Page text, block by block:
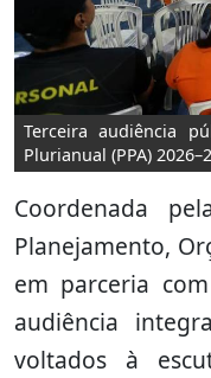
Terceira audiência
Plurianual (PPA)
Coordenada
Planejamento,
em parceria
audiência
voltados à